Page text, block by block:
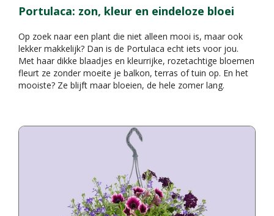
Portulaca: zon, kleur en eindeloze bloei
Op zoek naar een plant die niet alleen mooi is, maar ook
lekker makkelijk? Dan is de Portulaca echt iets voor jou.
Met haar dikke blaadjes en kleurrijke, rozetachtige bloemen
fleurt ze zonder moeite je balkon, terras of tuin op. En het
mooiste? Ze blijft maar bloeien, de hele zomer lang.